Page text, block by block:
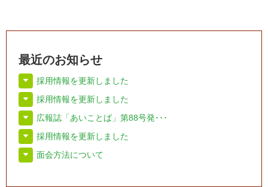
最近のお知らせ
採用情報を更新しました
採用情報を更新しました
広報誌「あいことば」第88号発･･･
採用情報を更新しました
面会方法について